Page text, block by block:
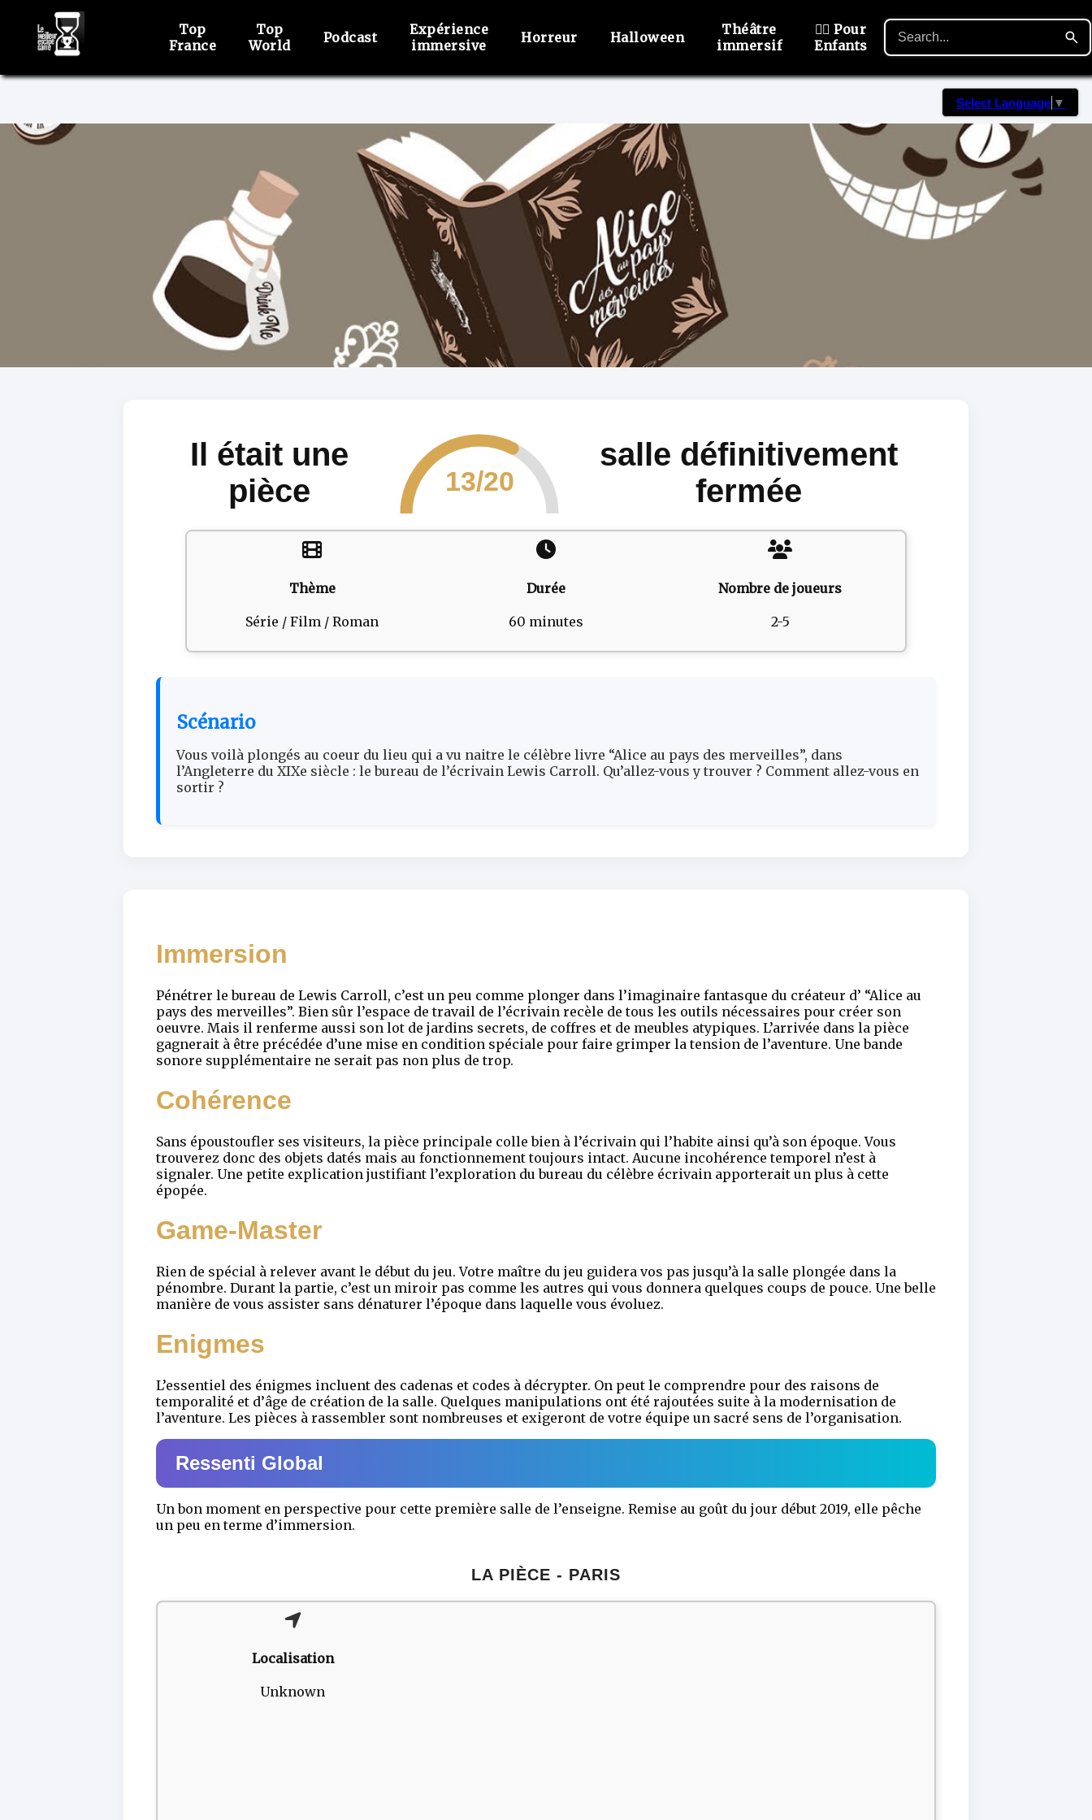
Top
France
Top
World
Podcast
Expérience
immersive
Horreur Halloween
Théâtre
immersif
🙋‍♂️ Pour
Enfants
Select Language ▼
Il était une
pièce
13/20
salle définitivement
fermée
Thème
Série / Film / Roman
Durée
60 minutes
Nombre de joueurs
2-5
Scénario
Vous voilà plongés au coeur du lieu qui a vu naitre le célèbre livre “Alice au pays des merveilles”, dans
l’Angleterre du XIXe siècle : le bureau de l’écrivain Lewis Carroll. Qu’allez-vous y trouver ? Comment allez-vous en
sortir ?
Immersion
Pénétrer le bureau de Lewis Carroll, c’est un peu comme plonger dans l’imaginaire fantasque du créateur d’ “Alice au
pays des merveilles”. Bien sûr l’espace de travail de l’écrivain recèle de tous les outils nécessaires pour créer son
oeuvre. Mais il renferme aussi son lot de jardins secrets, de coffres et de meubles atypiques. L’arrivée dans la pièce
gagnerait à être précédée d’une mise en condition spéciale pour faire grimper la tension de l’aventure. Une bande
sonore supplémentaire ne serait pas non plus de trop.
Cohérence
Sans époustoufler ses visiteurs, la pièce principale colle bien à l’écrivain qui l’habite ainsi qu’à son époque. Vous
trouverez donc des objets datés mais au fonctionnement toujours intact. Aucune incohérence temporel n’est à
signaler. Une petite explication justifiant l’exploration du bureau du célèbre écrivain apporterait un plus à cette
épopée.
Game-Master
Rien de spécial à relever avant le début du jeu. Votre maître du jeu guidera vos pas jusqu’à la salle plongée dans la
pénombre. Durant la partie, c’est un miroir pas comme les autres qui vous donnera quelques coups de pouce. Une belle
manière de vous assister sans dénaturer l’époque dans laquelle vous évoluez.
Enigmes
L’essentiel des énigmes incluent des cadenas et codes à décrypter. On peut le comprendre pour des raisons de
temporalité et d’âge de création de la salle. Quelques manipulations ont été rajoutées suite à la modernisation de
l’aventure. Les pièces à rassembler sont nombreuses et exigeront de votre équipe un sacré sens de l’organisation.
Ressenti Global
Un bon moment en perspective pour cette première salle de l’enseigne. Remise au goût du jour début 2019, elle pêche
un peu en terme d’immersion.
LA PIÈCE - PARIS
Localisation
Unknown